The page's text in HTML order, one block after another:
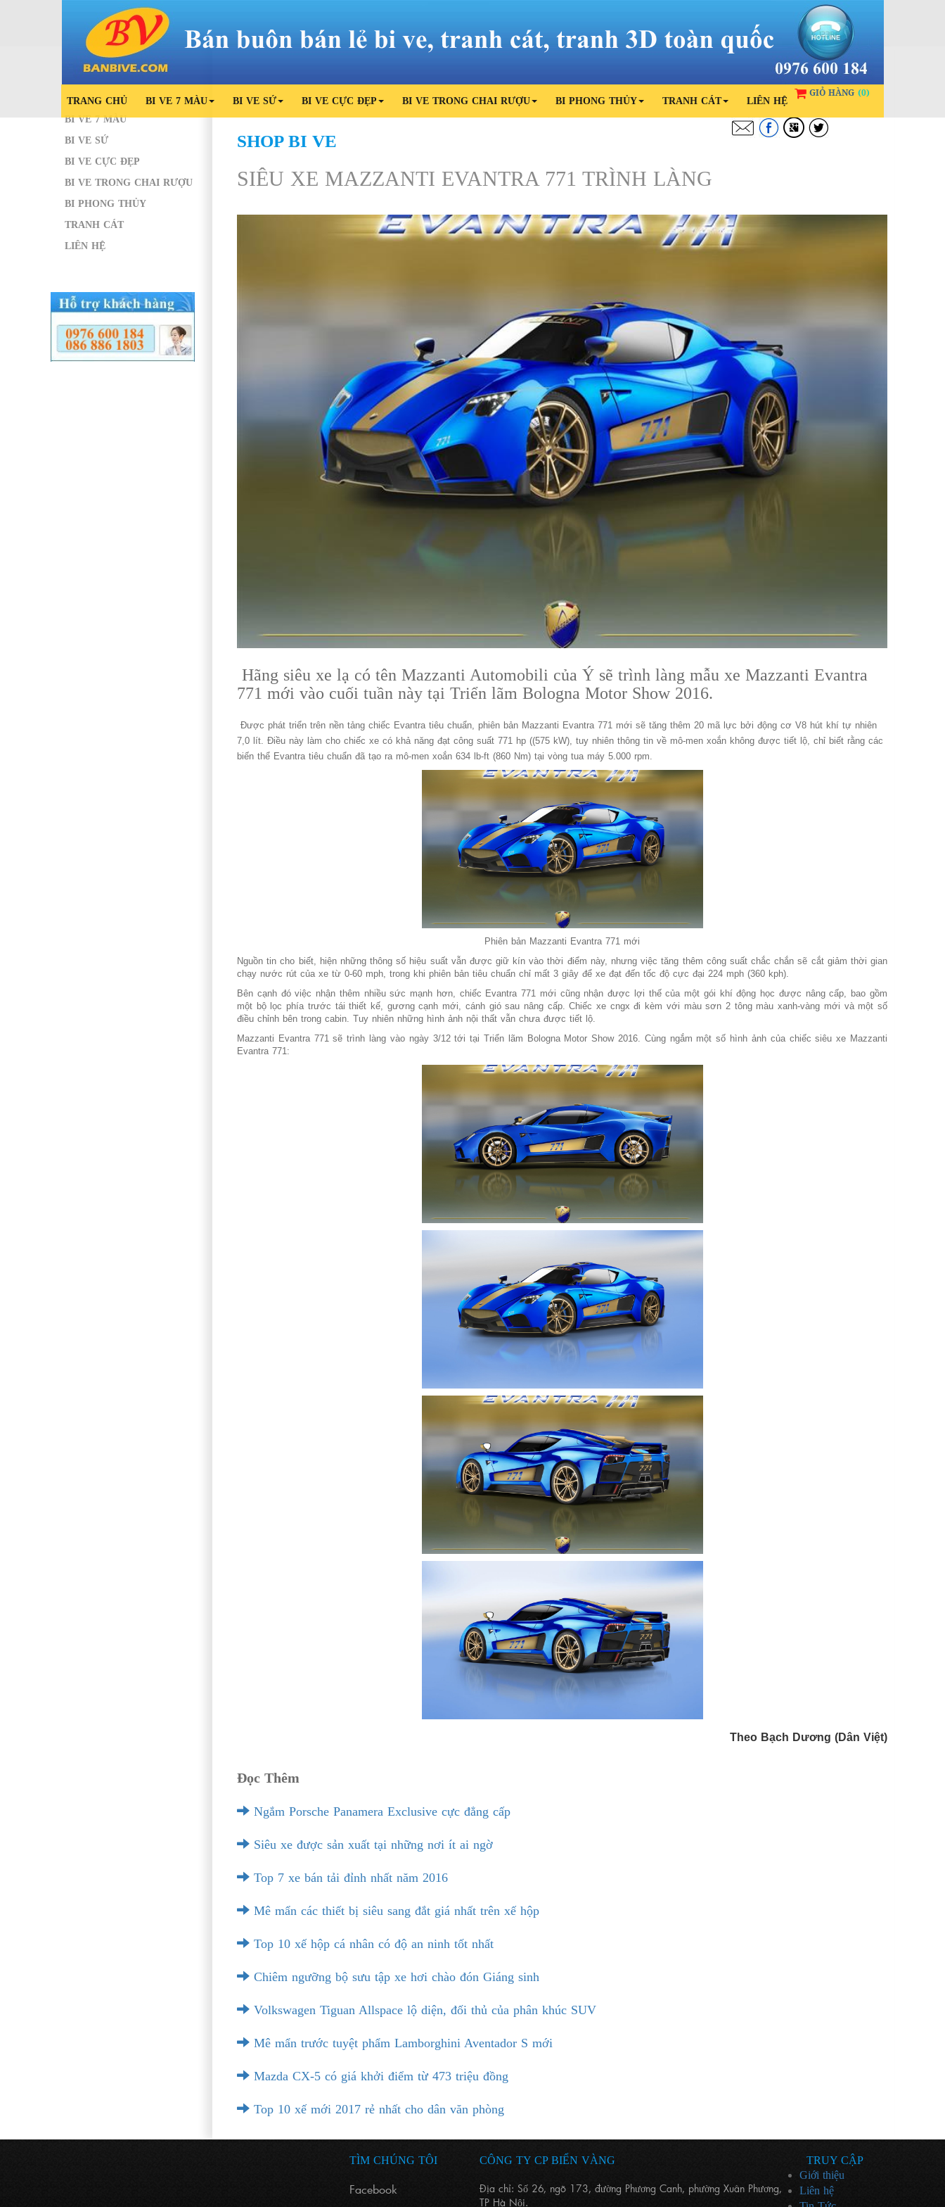
TRANG CHỦ BI VE 7 MÀU BI VE SỨ BI VE CỰC ĐẸP BI VE TRONG CHAI RƯỢU BI PHONG THỦY TRANH CÁT LIÊN HỆ
GIỎ HÀNG (0)
BI VE 7 MÀU
BI VE SỨ
BI VE CỰC ĐẸP
BI VE TRONG CHAI RƯỢU
BI PHONG THỦY
TRANH CÁT
LIÊN HỆ
SHOP BI VE
SIÊU XE MAZZANTI EVANTRA 771 TRÌNH LÀNG
Hãng siêu xe lạ có tên Mazzanti Automobili của Ý sẽ trình làng mẫu xe Mazzanti Evantra
771 mới vào cuối tuần này tại Triển lãm Bologna Motor Show 2016.
Được phát triển trên nền tảng chiếc Evantra tiêu chuẩn, phiên bản Mazzanti Evantra 771 mới sẽ tăng thêm 20 mã lực bởi động cơ V8 hút khí tự nhiên
7,0 lít. Điều này làm cho chiếc xe có khả năng đạt công suất 771 hp ((575 kW), tuy nhiên thông tin về mô-men xoắn không được tiết lộ, chỉ biết rằng các
biến thể Evantra tiêu chuẩn đã tạo ra mô-men xoắn 634 lb-ft (860 Nm) tại vòng tua máy 5.000 rpm.
Phiên bản Mazzanti Evantra 771 mới
Nguồn tin cho biết, hiện những thông số hiệu suất vẫn được giữ kín vào thời điểm này, nhưng việc tăng thêm công suất chắc chắn sẽ cắt giảm thời gian
chạy nước rút của xe từ 0-60 mph, trong khi phiên bản tiêu chuẩn chỉ mất 3 giây để xe đạt đến tốc độ cực đại 224 mph (360 kph).
Bên cạnh đó việc nhận thêm nhiều sức mạnh hơn, chiếc Evantra 771 mới cũng nhận được lợi thế của một gói khí động học được nâng cấp, bao gồm
một bộ lọc phía trước tái thiết kế, gương cạnh mới, cánh gió sau nâng cấp. Chiếc xe cngx đi kèm với màu sơn 2 tông màu xanh-vàng mới và một số
điều chỉnh bên trong cabin. Tuy nhiên những hình ảnh nội thất vẫn chưa được tiết lộ.
Mazzanti Evantra 771 sẽ trình làng vào ngày 3/12 tới tại Triển lãm Bologna Motor Show 2016. Cùng ngắm một số hình ảnh của chiếc siêu xe Mazzanti
Evantra 771:
Theo Bạch Dương (Dân Việt)
Đọc Thêm
Ngắm Porsche Panamera Exclusive cực đẳng cấp
Siêu xe được sản xuất tại những nơi ít ai ngờ
Top 7 xe bán tải đỉnh nhất năm 2016
Mê mẩn các thiết bị siêu sang đắt giá nhất trên xế hộp
Top 10 xế hộp cá nhân có độ an ninh tốt nhất
Chiêm ngưỡng bộ sưu tập xe hơi chào đón Giáng sinh
Volkswagen Tiguan Allspace lộ diện, đối thủ của phân khúc SUV
Mê mẩn trước tuyệt phẩm Lamborghini Aventador S mới
Mazda CX-5 có giá khởi điểm từ 473 triệu đồng
Top 10 xế mới 2017 rẻ nhất cho dân văn phòng
TÌM CHÚNG TÔI
TRÊN
Facebook
CÔNG TY CP BIỂN VÀNG
Địa chỉ: Số 26, ngõ 173, đường Phương Canh, phường Xuân Phương,
TP Hà Nội.
TRUY CẬP
Giới thiệu
Liên hệ